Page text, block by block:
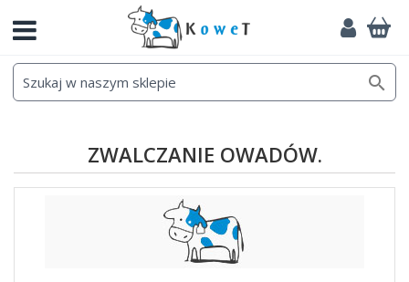

ZWALCZANIE OWADÓW.